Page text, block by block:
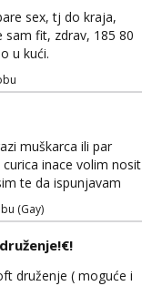
sex, tj do kraja,
sam fit, zdrav, 185 80
u kući.
muškarca ili par
inace volim nosit
te da ispunjavam
vam ispunim zelje
(Gay)
druženje ( moguće i